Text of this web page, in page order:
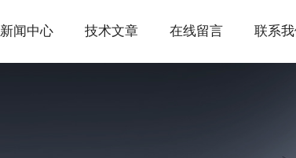
新闻中心 技术文章 在线留言 联系